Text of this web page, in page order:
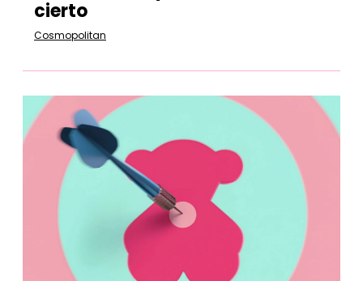
cierto
Cosmopolitan